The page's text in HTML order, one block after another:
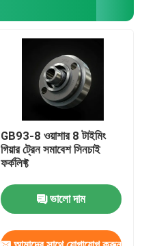
GB93-8 ওয়াশার 8 টাইমিং
গিয়ার ট্রেন সমাবেশ সিনচাই
ফর্কলিফ্ট
ভালো দাম